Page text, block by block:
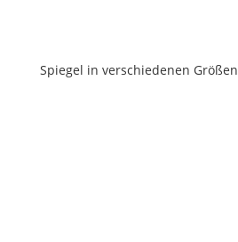
Spiegel in verschiedenen Größen